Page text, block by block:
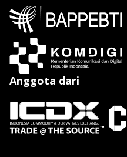
Anggota dari